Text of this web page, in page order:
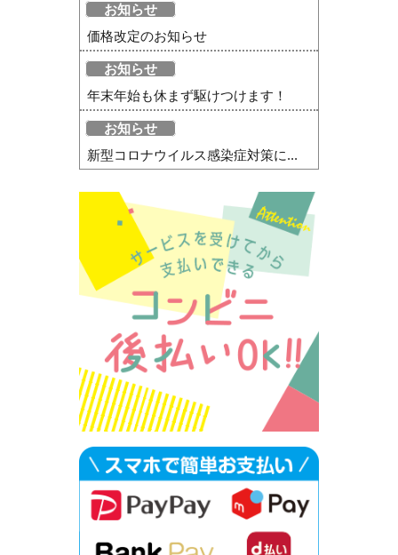
お知らせ
価格改定のお知らせ
お知らせ
年末年始も休まず駆けつけます！
お知らせ
新型コロナウイルス感染症対策に...